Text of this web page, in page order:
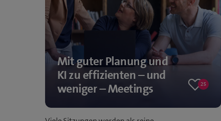
25
25
Mit guter Planung und
KI zu effizienten – und
weniger – Meetings